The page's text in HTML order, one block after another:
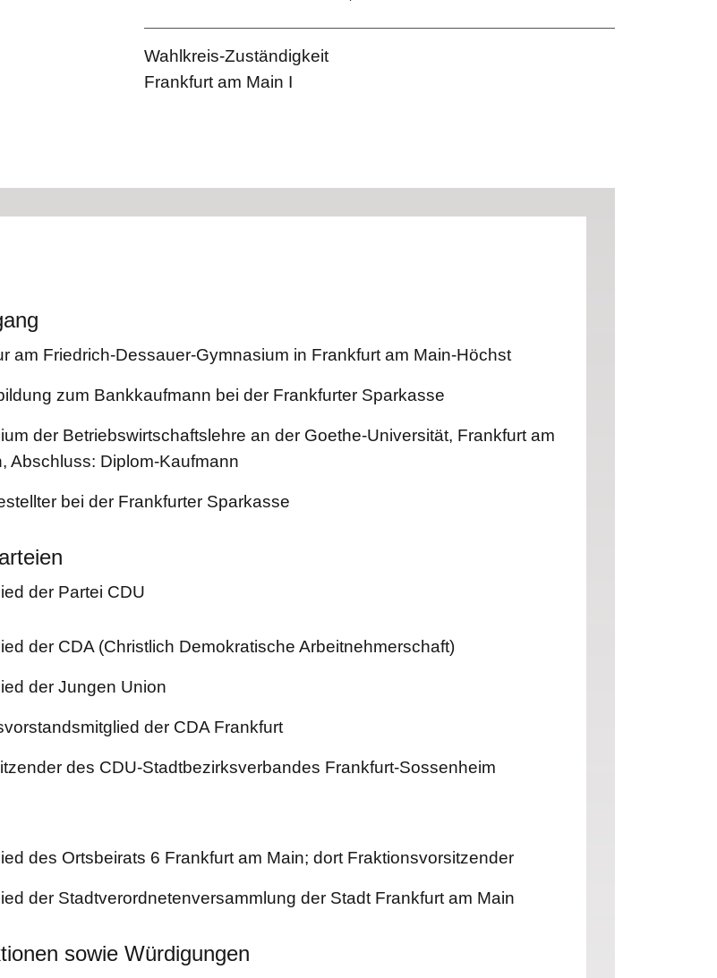
Wahlkreis-Zuständigkeit
Frankfurt am Main I
am Friedrich-Dessauer-Gymnasium in Frankfurt am Main-Höchst
zum Bankkaufmann bei der Frankfurter Sparkasse
der Betriebswirtschaftslehre an der Goethe-Universität, Frankfurt am
Abschluss: Diplom-Kaufmann
bei der Frankfurter Sparkasse
der Partei CDU
der CDA (Christlich Demokratische Arbeitnehmerschaft)
der Jungen Union
der CDA Frankfurt
des CDU-Stadtbezirksverbandes Frankfurt-Sossenheim
des Ortsbeirats 6 Frankfurt am Main; dort Fraktionsvorsitzender
der Stadtverordnetenversammlung der Stadt Frankfurt am Main
sowie Würdigungen